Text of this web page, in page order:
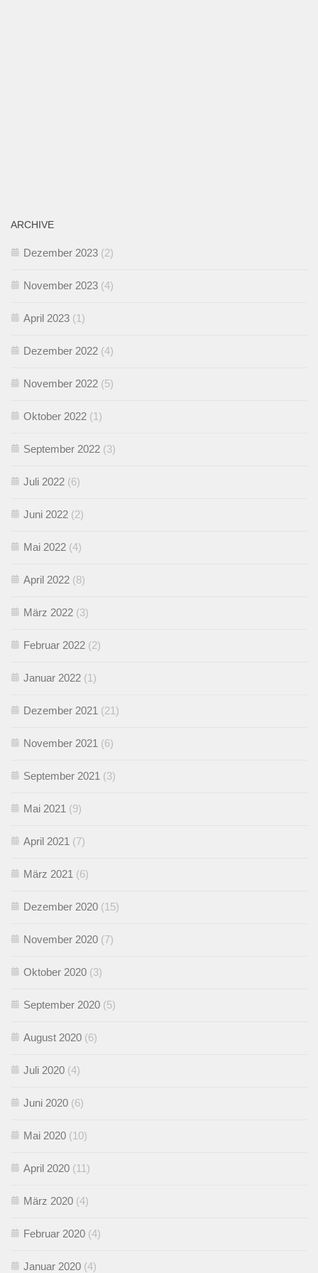
ARCHIVE
Dezember 2023 (2)
November 2023 (4)
April 2023 (1)
Dezember 2022 (4)
November 2022 (5)
Oktober 2022 (1)
September 2022 (3)
Juli 2022 (6)
Juni 2022 (2)
Mai 2022 (4)
April 2022 (8)
März 2022 (3)
Februar 2022 (2)
Januar 2022 (1)
Dezember 2021 (21)
November 2021 (6)
September 2021 (3)
Mai 2021 (9)
April 2021 (7)
März 2021 (6)
Dezember 2020 (15)
November 2020 (7)
Oktober 2020 (3)
September 2020 (5)
August 2020 (6)
Juli 2020 (4)
Juni 2020 (6)
Mai 2020 (10)
April 2020 (11)
März 2020 (4)
Februar 2020 (4)
Januar 2020 (4)